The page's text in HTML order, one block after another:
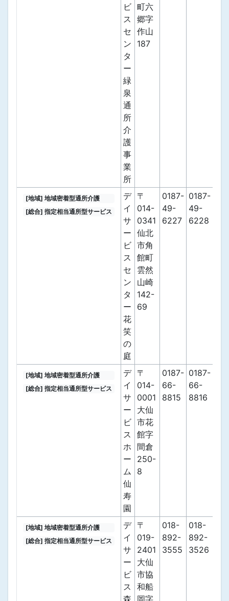
ビ
ス
セ
ン
タ
ー
緑
泉
通
所
介
護
事
業
所
町六
郷字
作山
187
[地域] 地域密着型通所介護
[総合] 指定相当通所型サービス
デ
イ
サ
ー
ビ
ス
セ
ン
タ
ー
花
笑
の
庭
〒
014-
0341
仙北
市角
館町
雲然
山崎
142-
69
0187-
49-
6227
0187-
49-
6228
[地域] 地域密着型通所介護
[総合] 指定相当通所型サービス
デ
イ
サ
ー
ビ
ス
ホ
ー
ム
仙
寿
園
〒
014-
0001
大仙
市花
館字
間倉
250-
8
0187-
66-
8815
0187-
66-
8816
[地域] 地域密着型通所介護
[総合] 指定相当通所型サービス
デ
イ
サ
ー
ビ
ス
森
〒
019-
2401
大仙
市協
和船
岡字
018-
892-
3555
018-
892-
3526